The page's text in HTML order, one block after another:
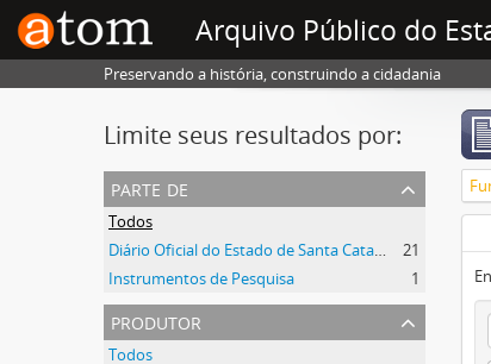
Arquivo Público do
Preservando a história, construindo a cidadania
Limite seus resultados por:
parte de
Todos
Diário Oficial do Estado de Santa Catarina
21
Instrumentos de Pesquisa
1
produtor
Todos